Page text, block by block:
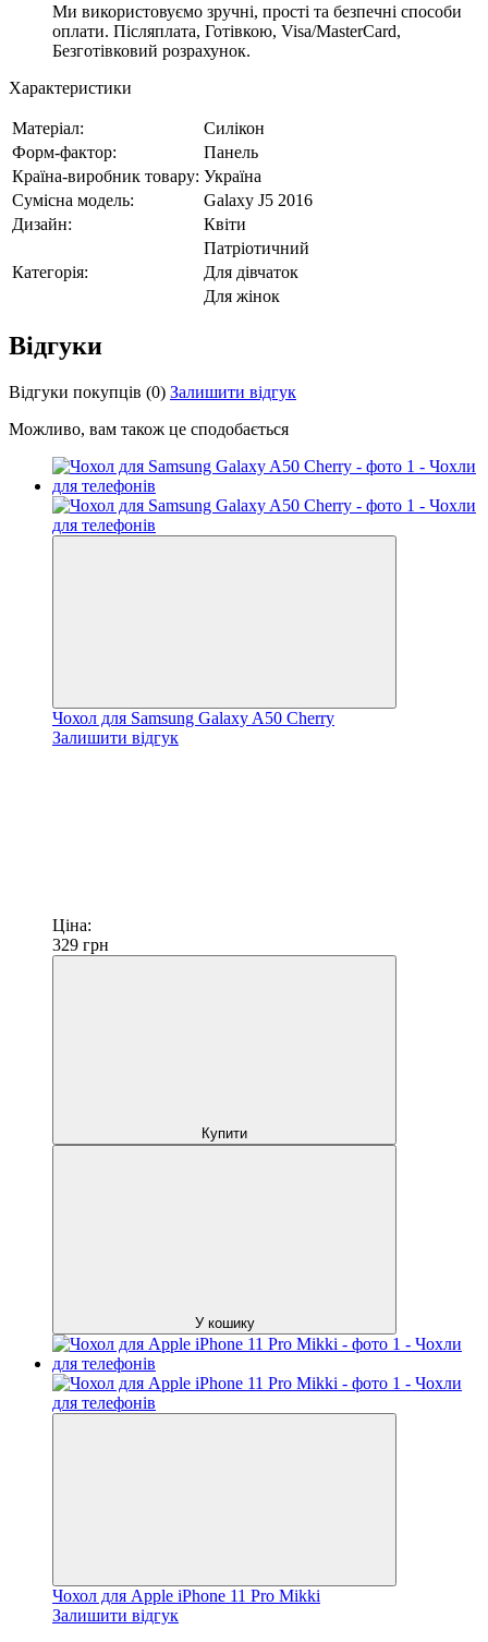
Ми використовуємо зручні, прості та безпечні способи
оплати. Післяплата, Готівкою, Visa/MasterCard,
Безготівковий розрахунок.
Характеристики
Матеріал:
Силікон
Форм-фактор:
Панель
Країна-виробник товару: Україна
Сумісна модель:
Galaxy J5 2016
Дизайн:
Квіти
Патріотичний
Категорія:
Для дівчаток
Для жінок
Відгуки
Відгуки покупців (0) Залишити відгук
Можливо, вам також це сподобається
Чохол для Samsung Galaxy A50 Cherry
Залишити відгук
Ціна:
329 грн
Купити
У кошику
Чохол для Apple iPhone 11 Pro Mikki
Залишити відгук